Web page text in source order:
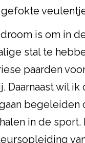
is om in
stal te
paarden
Daarnaast wil ik
begeleiden
in de sport.